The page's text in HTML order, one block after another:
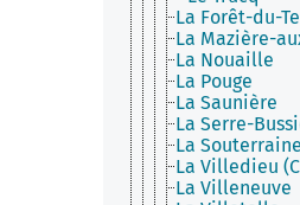
La Forêt-du-
La Mazière-
La Nouaille
La Pouge
La Saunière
La Serre-
La Souterraine
La Villedieu
La Villeneuve